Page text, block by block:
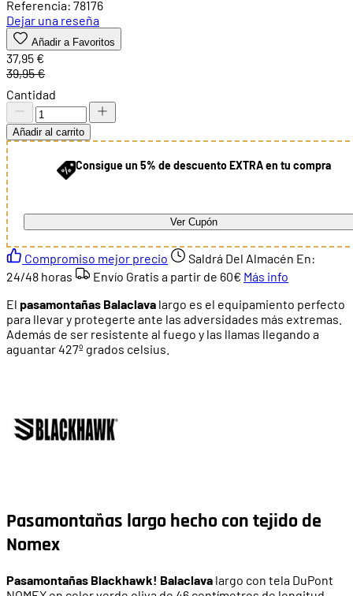
Referencia: 78176
Dejar una reseña
Añadir a Favoritos
37,95 €
39,95 €
Cantidad
Añadir al carrito
Consigue un 5% de descuento EXTRA en tu compra
Ver Cupón
Compromiso mejor precio
Saldrá Del Almacén En:
24/48 horas
Envío Gratis a partir de 60€ Más info
El pasamontañas Balaclava largo es el equipamiento perfecto
para llevar y protegerte ante las adversidades más extremas.
Además de ser resistente al fuego y las llamas llegando a
aguantar 427º grados celsius.
Pasamontañas largo hecho con tejido de
Nomex
Pasamontañas Blackhawk! Balaclava largo con tela DuPont